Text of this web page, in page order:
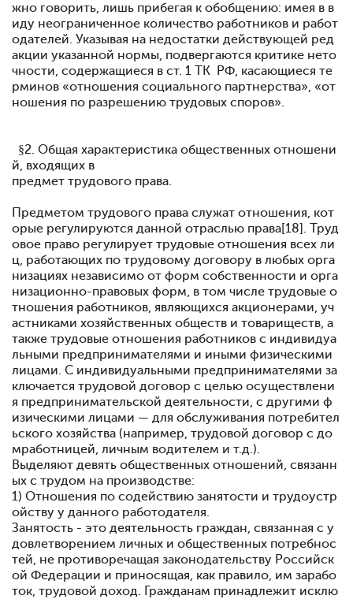
жно говорить, лишь прибегая к обобщению: имея в в
иду неограниченное количество работников и работ
одателей. Указывая на недостатки действующей ред
акции указанной нормы, подвергаются критике нето
чности, содержащиеся в ст. 1 ТК РФ, касающиеся те
рминов «отношения социального партнерства», «от
ношения по разрешению трудовых споров».
§2. Общая характеристика общественных отношени
й, входящих в
предмет трудового права.
Предметом трудового права служат отношения, кот
орые регулируются данной отраслью права[18]. Труд
овое право регулирует трудовые отношения всех ли
ц, работающих по трудовому договору в любых орга
низациях независимо от форм собственности и орга
низационно-правовых форм, в том числе трудовые о
тношения работников, являющихся акционерами, уч
астниками хозяйственных обществ и товариществ, а
также трудовые отношения работников с индивидуа
льными предпринимателями и иными физическими
лицами. С индивидуальными предпринимателями за
ключается трудовой договор с целью осуществлени
я предпринимательской деятельности, с другими ф
изическими лицами — для обслуживания потребител
ьского хозяйства (например, трудовой договор с до
мработницей, личным водителем и т.д.).
Выделяют девять общественных отношений, связанн
ых с трудом на производстве:
1) Отношения по содействию занятости и трудоустр
ойству у данного работодателя.
Занятость - это деятельность граждан, связанная с у
довлетворением личных и общественных потребнос
тей, не противоречащая законодательству Российск
ой Федерации и приносящая, как правило, им зарабо
ток, трудовой доход. Гражданам принадлежит исклю